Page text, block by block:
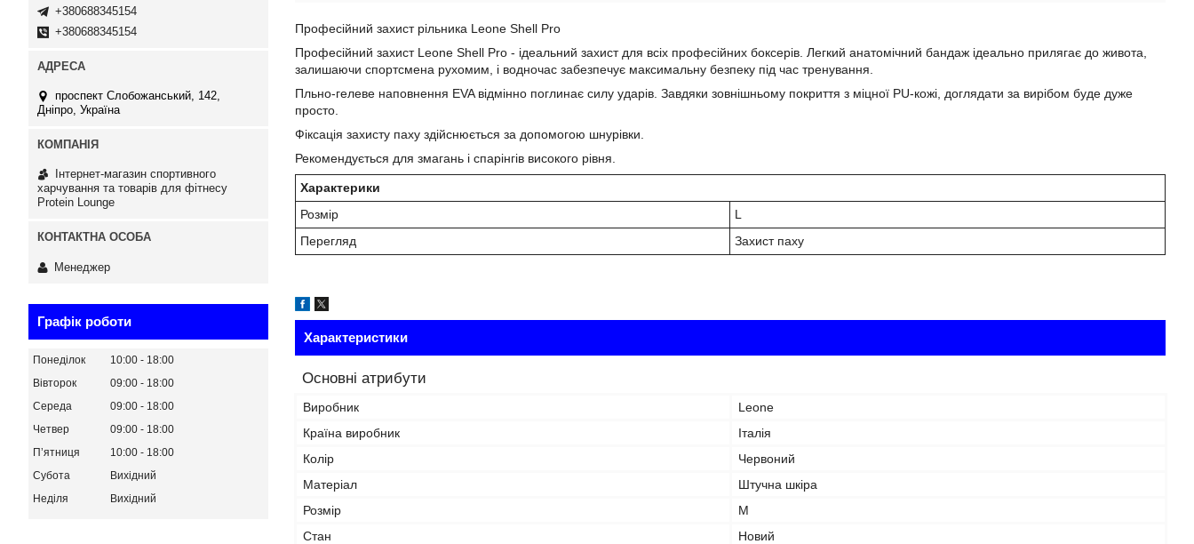
Професійний захист рільника Leone Shell Pro
Професійний захист Leone Shell Pro - ідеальний захист для всіх професійних боксерів. Легкий анатомічний бандаж ідеально прилягає до живота,
залишаючи спортсмена рухомим, і водночас забезпечує максимальну безпеку під час тренування.
Пльно-гелеве наповнення EVA відмінно поглинає силу ударів. Завдяки зовнішньому покриття з міцної PU-кожі, доглядати за вирібом буде дуже
просто.
Фіксація захисту паху здійснюється за допомогою шнурівки.
Рекомендується для змагань і спарінгів високого рівня.
Характерики
Розмір
L
Перегляд
Захист паху
Характеристики
Основні атрибути
Виробник
Leone
Країна виробник
Італія
Колір
Червоний
Матеріал
Штучна шкіра
Розмір
M
Стан
Новий
+380688345154
+380688345154
проспект Слобожанський, 142,
Дніпро, Україна
Інтернет-магазин спортивного
харчування та товарів для фітнесу
Protein Lounge
Менеджер
Графік роботи
Понеділок 10:00
18:00
Вівторок
09:00
18:00
Середа
09:00
18:00
Четвер
09:00
18:00
Пʼятниця
10:00
18:00
Субота
Вихідний
Неділя
Вихідний